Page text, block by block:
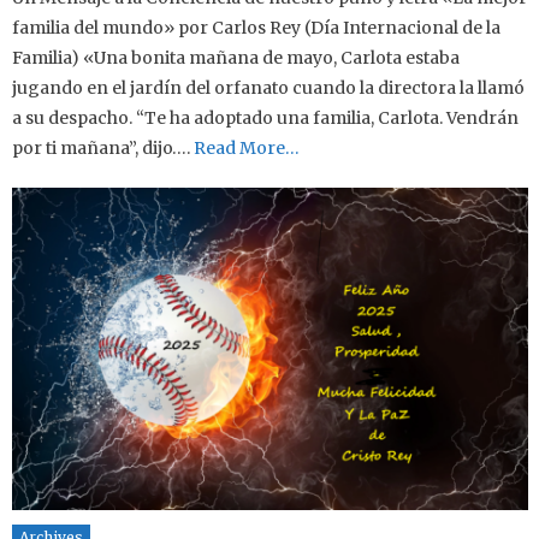
familia del mundo» por Carlos Rey (Día Internacional de la
Familia) «Una bonita mañana de mayo, Carlota estaba
jugando en el jardín del orfanato cuando la directora la llamó
a su despacho. “Te ha adoptado una familia, Carlota. Vendrán
por ti mañana”, dijo…. Read More…